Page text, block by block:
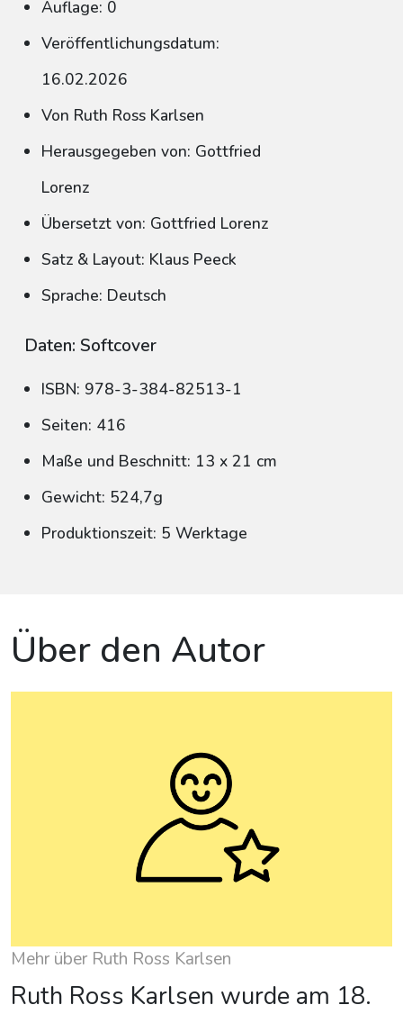
Auflage: 0
Veröffentlichungsdatum:
16.02.2026
Von Ruth Ross Karlsen
Herausgegeben von: Gottfried
Lorenz
Übersetzt von: Gottfried Lorenz
Satz & Layout: Klaus Peeck
Sprache: Deutsch
Daten: Softcover
ISBN: 978-3-384-82513-1
Seiten: 416
Maße und Beschnitt: 13 x 21 cm
Gewicht: 524,7g
Produktionszeit: 5 Werktage
Über den Autor
Mehr über Ruth Ross Karlsen
Ruth Ross Karlsen wurde am 18.